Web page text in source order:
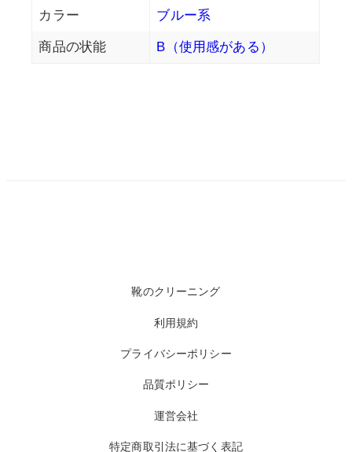
カラー ブルー系
商品の状能 B（使用感がある）
靴のクリーニング
利用規約
プライバシーポリシー
品質ポリシー
運営会社
特定商取引法に基づく表記